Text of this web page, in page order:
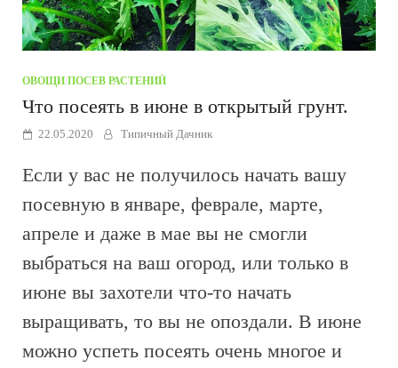
ОВОЩИ/ПОСЕВ РАСТЕНИЙ
Что посеять в июне в открытый грунт.
22.05.2020 Типичный Дачник
Если у вас не получилось начать вашу
посевную в январе, феврале, марте,
апреле и даже в мае вы не смогли
выбраться на ваш огород, или только в
июне вы захотели что-то начать
выращивать, то вы не опоздали. В июне
можно успеть посеять очень многое и